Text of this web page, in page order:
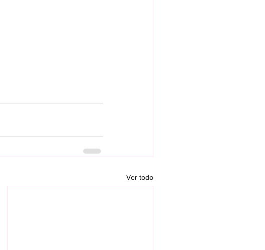
Ver todo